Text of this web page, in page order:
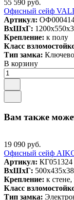
55 590 руб.
Офисный сейф
Артикул:
ВxШxГ:
Крепление: к полу
Класс
Тип замка:
В корзину
Вам также
19 090 руб.
Офисный сейф
Артикул: КГ051324
ВxШxГ:
Крепление: к
Класс
Тип замка: